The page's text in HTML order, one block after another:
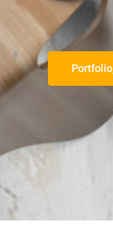
Portfolio